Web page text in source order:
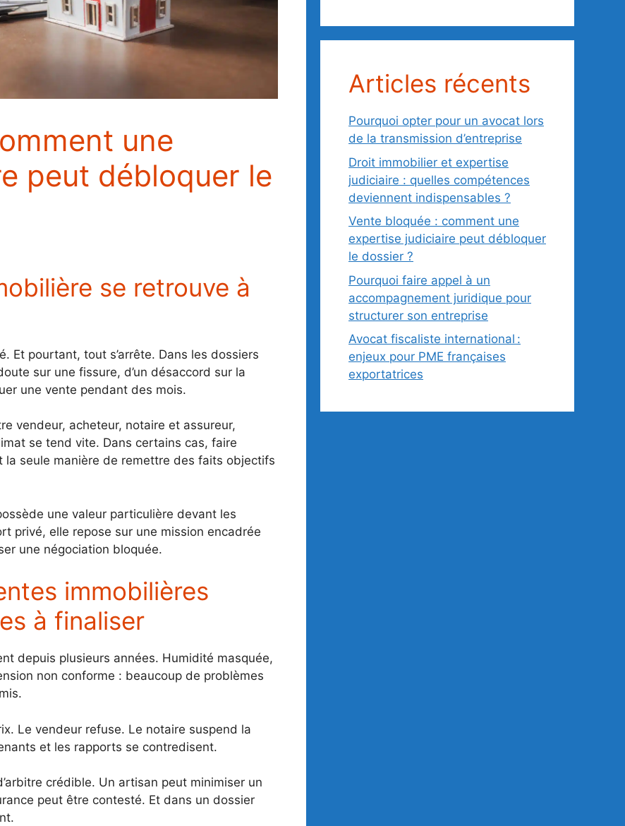
une
peut débloquer le
se retrouve à
Et pourtant, tout s’arrête. Dans les dossiers
sur une fissure, d’un désaccord sur la
une vente pendant des mois.
vendeur, acheteur, notaire et assureur,
se tend vite. Dans certains cas, faire
la seule manière de remettre des faits objectifs
une valeur particulière devant les
privé, elle repose sur une mission encadrée
une négociation bloquée.
immobilières
à finaliser
depuis plusieurs années. Humidité masquée,
non conforme : beaucoup de problèmes
Le vendeur refuse. Le notaire suspend la
et les rapports se contredisent.
crédible. Un artisan peut minimiser un
peut être contesté. Et dans un dossier
Articles récents
Pourquoi opter pour un avocat lors
de la transmission d’entreprise
Droit immobilier et expertise
judiciaire : quelles compétences
deviennent indispensables ?
Vente bloquée : comment une
expertise judiciaire peut débloquer
le dossier ?
Pourquoi faire appel à un
accompagnement juridique pour
structurer son entreprise
Avocat fiscaliste international :
enjeux pour PME françaises
exportatrices